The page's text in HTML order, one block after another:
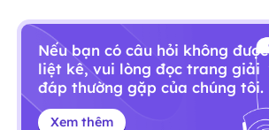
Nếu bạn có câu hỏi không được
liệt kê, vui lòng đọc trang giải
đáp thường gặp của chúng tôi.
Xem thêm